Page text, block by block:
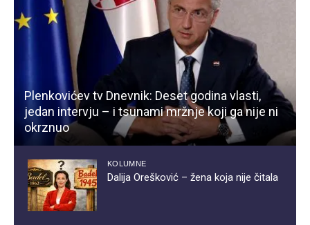
Plenkovićev tv Dnevnik: Deset godina vlasti,
jedan intervju – i tsunami mržnje koji ga nije ni
okrznuo
KOLUMNE
Dalija Orešković – žena koja nije čitala